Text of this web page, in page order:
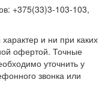
+375(33)3-103-103,
и ни при каких
офертой. Точные
уточнить у
звонка или